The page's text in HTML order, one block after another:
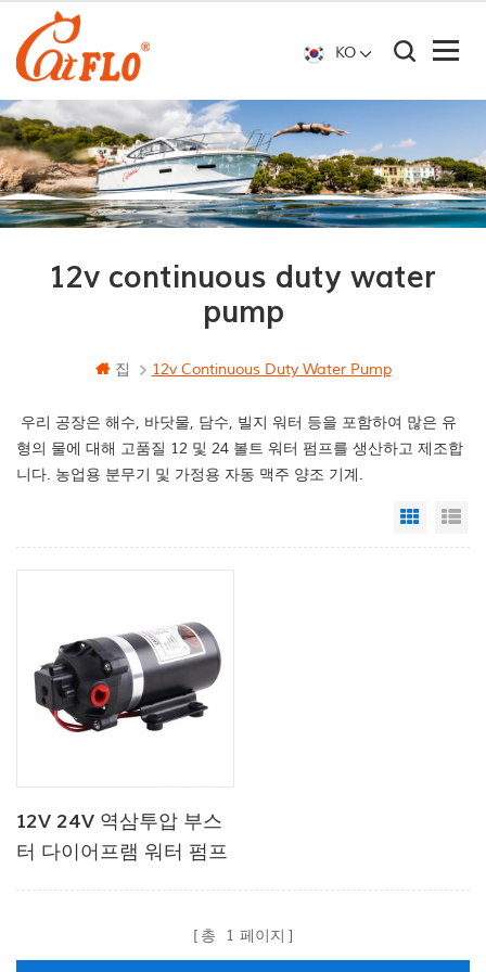
KO
12v continuous duty water
pump
집 12v Continuous Duty Water Pump
우리 공장은 해수, 바닷물, 담수, 빌지 워터 등을 포함하여 많은 유
형의 물에 대해 고품질 12 및 24 볼트 워터 펌프를 생산하고 제조합
니다. 농업용 분무기 및 가정용 자동 맥주 양조 기계.
Grid
12V 24V 역삼투압 부스
터 다이어프램 워터 펌프
총 1 페이지